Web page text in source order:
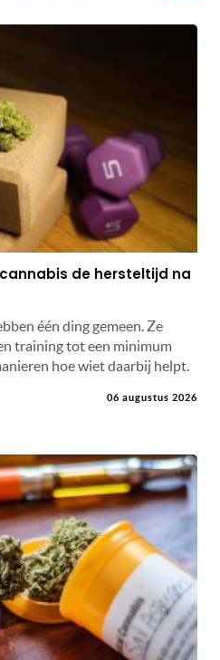
de hersteltijd na
één ding gemeen. Ze
training tot een minimum
hoe wiet daarbij helpt.
06 augustus 2026